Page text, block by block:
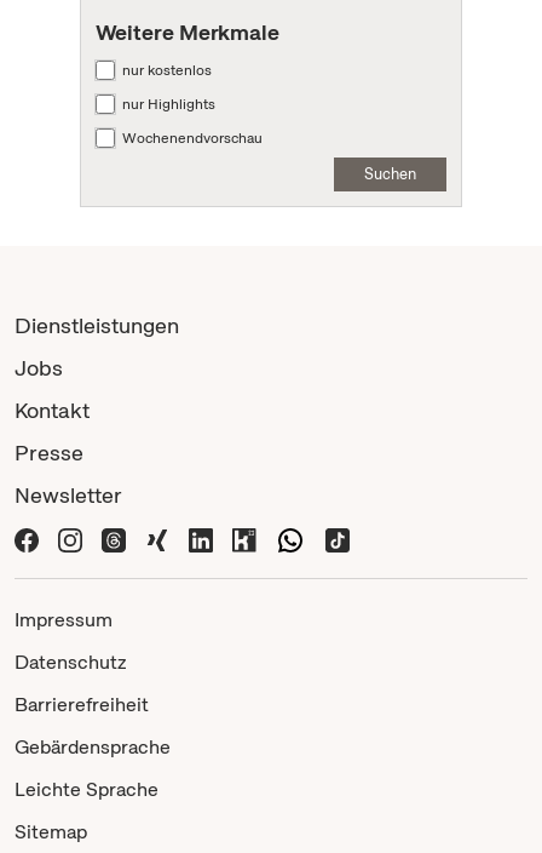
Weitere Merkmale
nur kostenlos
nur Highlights
Wochenendvorschau
Suchen
Dienstleistungen
Jobs
Kontakt
Presse
Newsletter
Impressum
Datenschutz
Barrierefreiheit
Gebärdensprache
Leichte Sprache
Sitemap